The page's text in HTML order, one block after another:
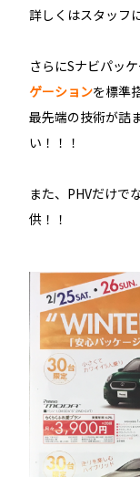
詳しくはスタッフ
さらにSナビパッ
ゲーションを標準
最先端の技術が詰
い！！！
また、PHVだけで
供！！